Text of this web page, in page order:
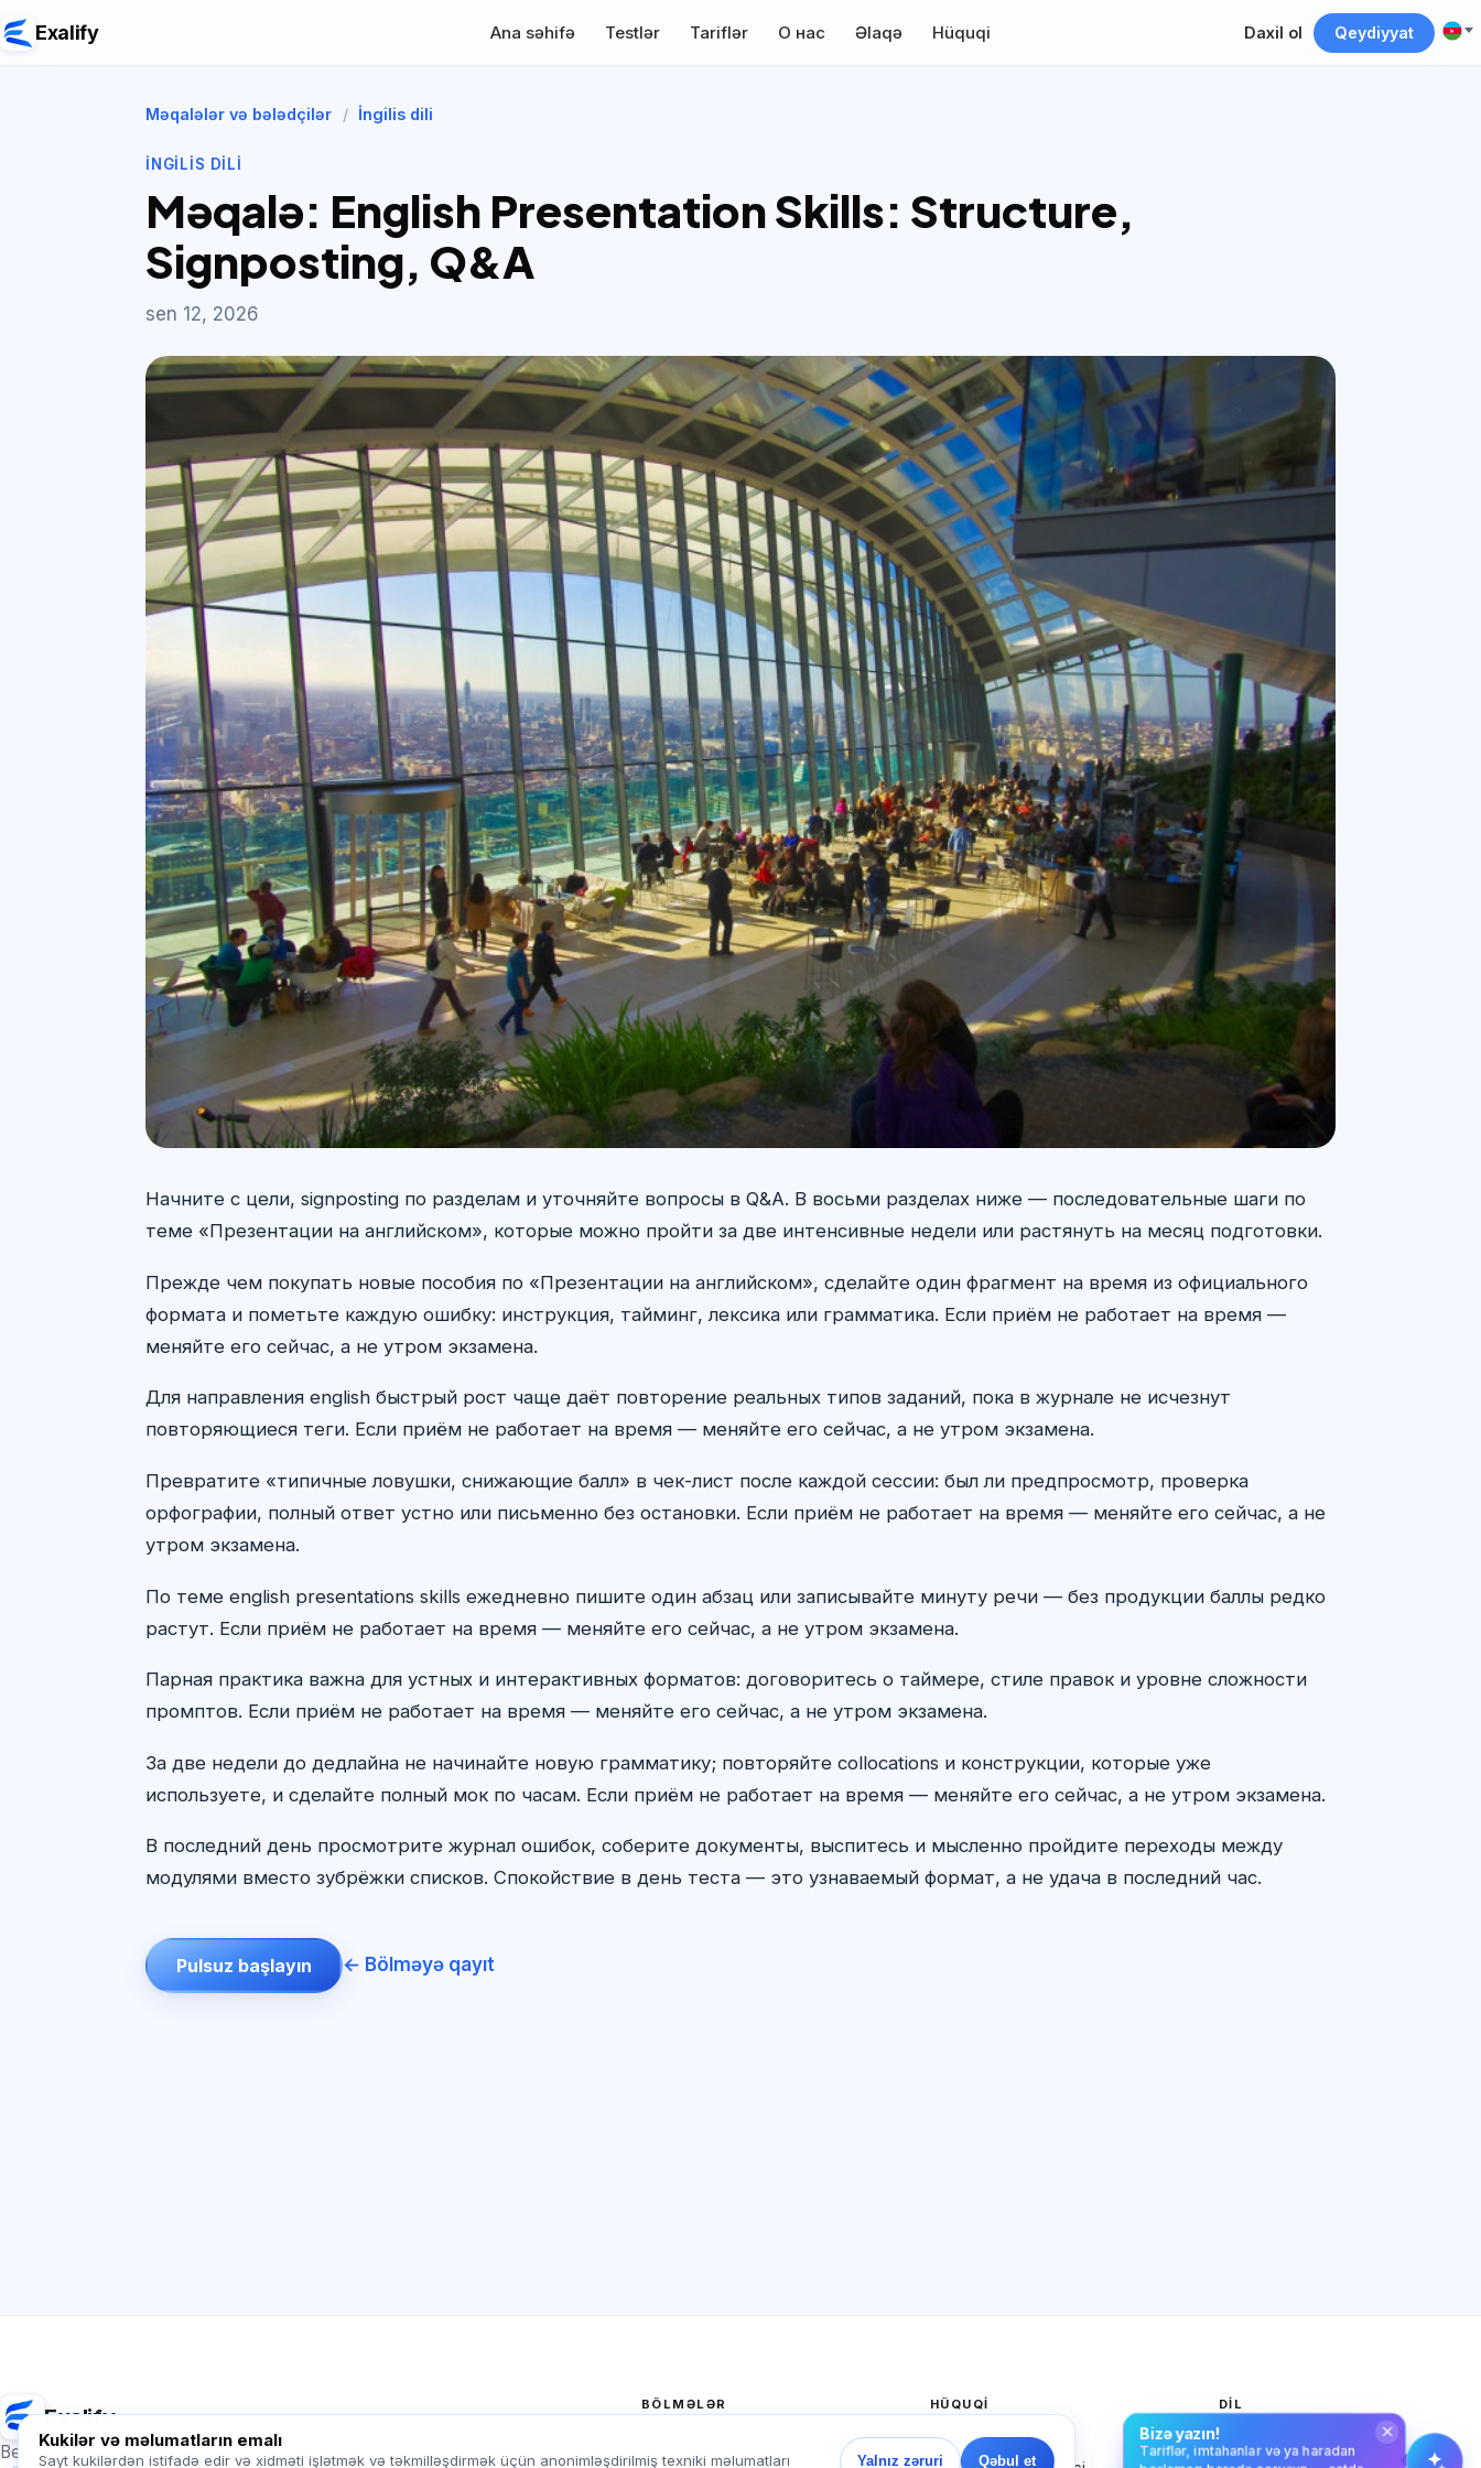
Exalify Ana səhifə Testlər Tariflər О нас Əlaqə Hüquqi Daxil ol Qeydiyyat
Məqalələr və bələdçilər / İngilis dili
İNGILIS DILI
Məqalə: English Presentation Skills: Structure,
Signposting, Q&A
sen 12, 2026
Начните с цели, signposting по разделам и уточняйте вопросы в Q&A. В восьми разделах ниже — последовательные шаги по
теме «Презентации на английском», которые можно пройти за две интенсивные недели или растянуть на месяц подготовки.
Прежде чем покупать новые пособия по «Презентации на английском», сделайте один фрагмент на время из официального
формата и пометьте каждую ошибку: инструкция, тайминг, лексика или грамматика. Если приём не работает на время —
меняйте его сейчас, а не утром экзамена.
Для направления english быстрый рост чаще даёт повторение реальных типов заданий, пока в журнале не исчезнут
повторяющиеся теги. Если приём не работает на время — меняйте его сейчас, а не утром экзамена.
Превратите «типичные ловушки, снижающие балл» в чек-лист после каждой сессии: был ли предпросмотр, проверка
орфографии, полный ответ устно или письменно без остановки. Если приём не работает на время — меняйте его сейчас, а не
утром экзамена.
По теме english presentations skills ежедневно пишите один абзац или записывайте минуту речи — без продукции баллы редко
растут. Если приём не работает на время — меняйте его сейчас, а не утром экзамена.
Парная практика важна для устных и интерактивных форматов: договоритесь о таймере, стиле правок и уровне сложности
промптов. Если приём не работает на время — меняйте его сейчас, а не утром экзамена.
За две недели до дедлайна не начинайте новую грамматику; повторяйте collocations и конструкции, которые уже
используете, и сделайте полный мок по часам. Если приём не работает на время — меняйте его сейчас, а не утром экзамена.
В последний день просмотрите журнал ошибок, соберите документы, выспитесь и мысленно пройдите переходы между
модулями вместо зубрёжки списков. Спокойствие в день теста — это узнаваемый формат, а не удача в последний час.
Pulsuz başlayın ← Bölməyə qayıt
Exalify
Beynəlxalq dil imtahanlarına hazırlıq
BÖLMƏLƏR HÜQUQI
Məxfilik siyasəti
DIL
Azərbaycan dili
Bizə yazın!
Tariflər, imtahanlar və ya haradan
Kukilər və məlumatların emalı
Sayt kukilərdən istifadə edir və xidməti işlətmək və təkmilləşdirmək üçün anonimləşdirilmiş texniki məlumatları Yalnız zəruri Qəbul et